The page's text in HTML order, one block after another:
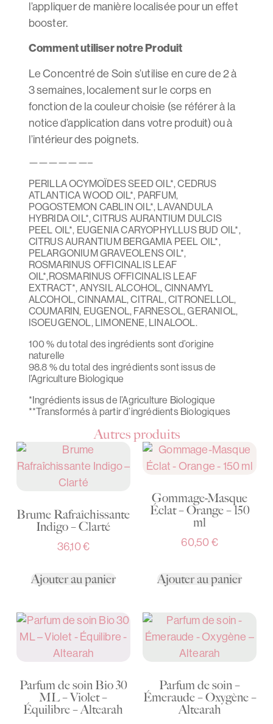
l’appliquer de manière localisée pour un effet
booster.
Comment utiliser notre Produit
Le Concentré de Soin s’utilise en cure de 2 à
3 semaines, localement sur le corps en
fonction de la couleur choisie (se référer à la
notice d’application dans votre produit) ou à
l’intérieur des poignets.
——————–
PERILLA OCYMOÏDES SEED OIL*, CEDRUS
ATLANTICA WOOD OIL*, PARFUM,
POGOSTEMON CABLIN OIL*, LAVANDULA
HYBRIDA OIL*, CITRUS AURANTIUM DULCIS
PEEL OIL*, EUGENIA CARYOPHYLLUS BUD OIL*,
CITRUS AURANTIUM BERGAMIA PEEL OIL*,
PELARGONIUM GRAVEOLENS OIL*,
ROSMARINUS OFFICINALIS LEAF
OIL*,ROSMARINUS OFFICINALIS LEAF
EXTRACT*, ANYSIL ALCOHOL, CINNAMYL
ALCOHOL, CINNAMAL, CITRAL, CITRONELLOL,
COUMARIN, EUGENOL, FARNESOL, GERANIOL,
ISOEUGENOL, LIMONENE, LINALOOL.
100 % du total des ingrédients sont d’origine
naturelle
98.8 % du total des ingrédients sont issus de
l’Agriculture Biologique
*Ingrédients issus de l’Agriculture Biologique
**Transformés à partir d’ingrédients Biologiques
Autres produits
Brume Rafraîchissante
Indigo – Clarté
36,10€
Ajouter au panier
Gommage-Masque
Éclat – Orange – 150
ml
60,50 €
Ajouter au panier
Parfum de soin Bio 30
ML – Violet –
Équilibre – Altearah
Parfum de soin –
Émeraude – Oxygène –
Altearah